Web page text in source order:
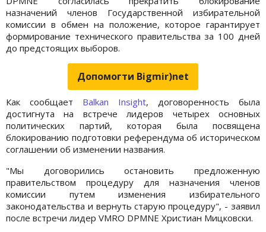
назначений членов Государственной избирательной
комиссии в обмен на положение, которое гарантирует
формирование технического правительства за 100 дней
до предстоящих выборов.
Допомогти Bigmir)net
Как сообщает Balkan Insight, договоренность была
достигнута на встрече лидеров четырех основных
политических партий, которая была посвящена
блокированию подготовки референдума об историческом
соглашении об изменении названия.
"Мы договорились остановить предложенную
правительством процедуру для назначения членов
комиссии путем изменения избирательного
законодательства и вернуть старую процедуру", - заявил
после встречи лидер VMRO DPMNE Христиан Мицковски.